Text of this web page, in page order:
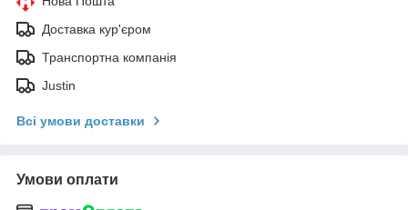
Доставка кур'єром
Транспортна компанія
Justin
Всі умови доставки
Умови оплати